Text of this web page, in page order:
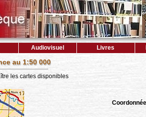
Audiovisuel Livres
au 1:50 000
les cartes disponibles